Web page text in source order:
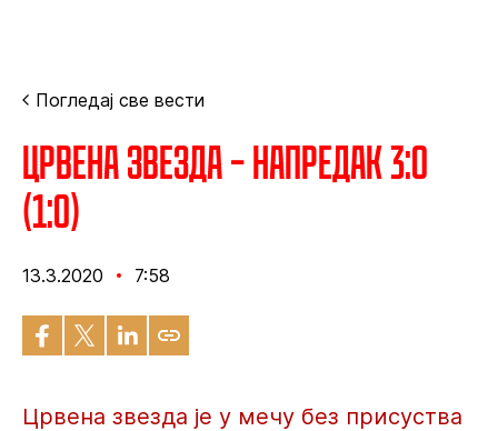
Погледај све вести
Црвена звезда – Напредак 3:0
(1:0)
13.3.2020 7:58
Црвена звезда је у мечу без присуства